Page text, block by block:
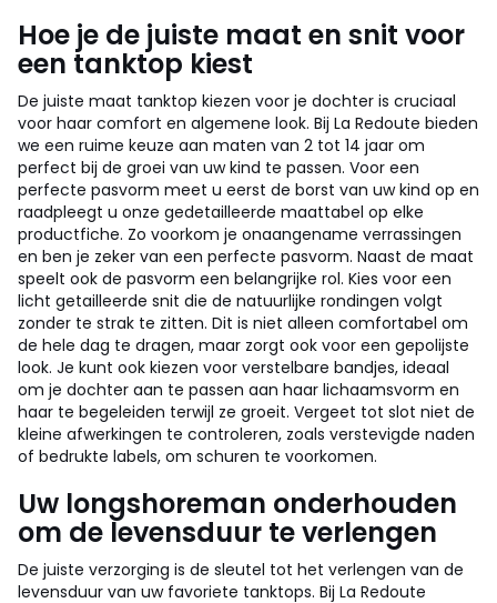
Hoe je de juiste maat en snit voor
een tanktop kiest
De juiste maat tanktop kiezen voor je dochter is cruciaal
voor haar comfort en algemene look. Bij La Redoute bieden
we een ruime keuze aan maten van 2 tot 14 jaar om
perfect bij de groei van uw kind te passen. Voor een
perfecte pasvorm meet u eerst de borst van uw kind op en
raadpleegt u onze gedetailleerde maattabel op elke
productfiche. Zo voorkom je onaangename verrassingen
en ben je zeker van een perfecte pasvorm. Naast de maat
speelt ook de pasvorm een belangrijke rol. Kies voor een
licht getailleerde snit die de natuurlijke rondingen volgt
zonder te strak te zitten. Dit is niet alleen comfortabel om
de hele dag te dragen, maar zorgt ook voor een gepolijste
look. Je kunt ook kiezen voor verstelbare bandjes, ideaal
om je dochter aan te passen aan haar lichaamsvorm en
haar te begeleiden terwijl ze groeit. Vergeet tot slot niet de
kleine afwerkingen te controleren, zoals verstevigde naden
of bedrukte labels, om schuren te voorkomen.
Uw longshoreman onderhouden
om de levensduur te verlengen
De juiste verzorging is de sleutel tot het verlengen van de
levensduur van uw favoriete tanktops. Bij La Redoute